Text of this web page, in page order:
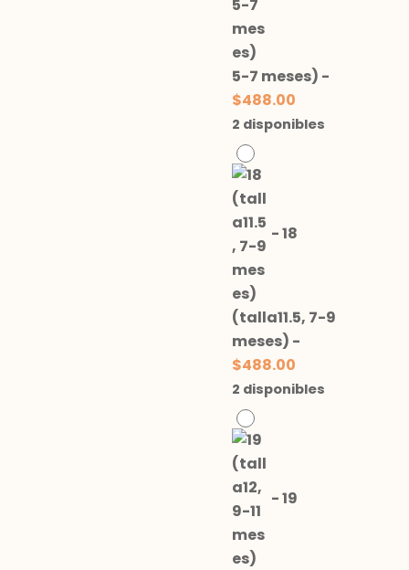
5-7 meses) -
$488.00
2 disponibles
-18
(talla11.5, 7-9
meses) -
$488.00
2 disponibles
-19